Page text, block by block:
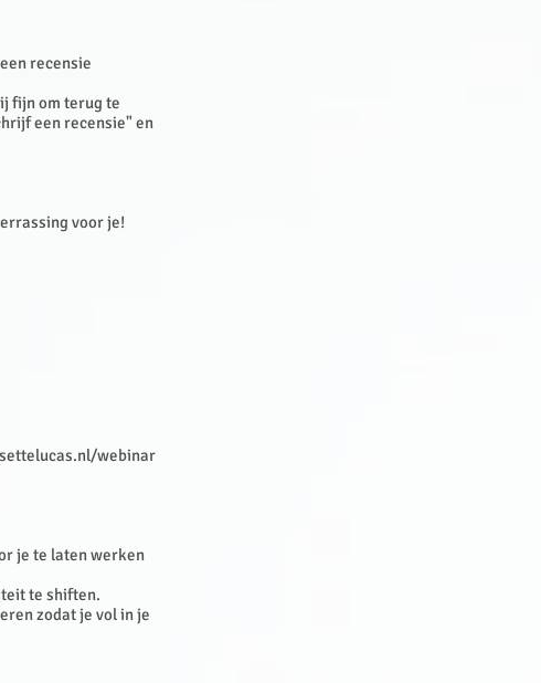
recensie
fijn om terug te
een recensie" en
voor je!
webinar
je te laten werken
te shiften.
zodat je vol in je